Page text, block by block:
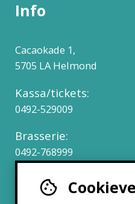
Info
Cacaokade 1,
5705 LA Helmond
Kassa/tickets:
0492-529009
Brasserie:
0492-768999
Werken bij